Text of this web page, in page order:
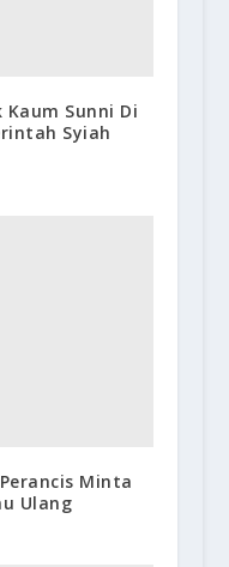
Sunni Di
Syiah
Minta
Ulang